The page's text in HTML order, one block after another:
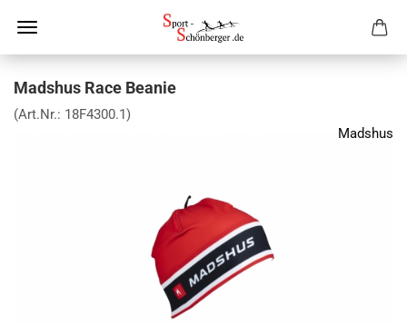
Madshus Race Beanie
(Art.Nr.: 18F4300.1)
Madshus